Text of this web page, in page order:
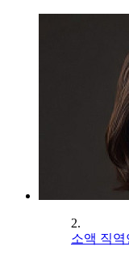
2.
소액 직